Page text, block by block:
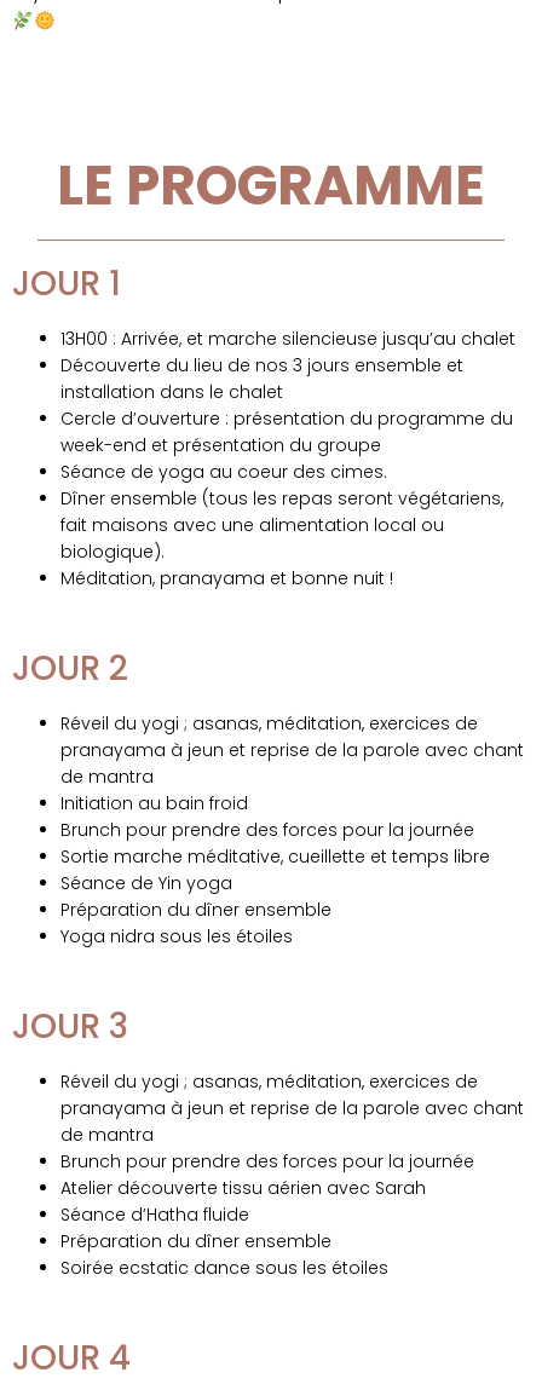
LE PROGRAMME
JOUR 1
13H00 : Arrivée, et marche silencieuse jusqu’au chalet
Découverte du lieu de nos 3 jours ensemble et
installation dans le chalet
Cercle d’ouverture : présentation du programme du
week-end et présentation du groupe
Séance de yoga au coeur des cimes.
Dîner ensemble (tous les repas seront végétariens,
fait maisons avec une alimentation local ou
biologique).
Méditation, pranayama et bonne nuit !
JOUR 2
Réveil du yogi ; asanas, méditation, exercices de
pranayama à jeun et reprise de la parole avec chant
de mantra
Initiation au bain froid
Brunch pour prendre des forces pour la journée
Sortie marche méditative, cueillette et temps libre
Séance de Yin yoga
Préparation du dîner ensemble
Yoga nidra sous les étoiles
JOUR 3
Réveil du yogi ; asanas, méditation, exercices de
pranayama à jeun et reprise de la parole avec chant
de mantra
Brunch pour prendre des forces pour la journée
Atelier découverte tissu aérien avec Sarah
Séance d’Hatha fluide
Préparation du dîner ensemble
Soirée ecstatic dance sous les étoiles
JOUR 4